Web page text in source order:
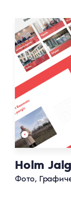
Holm
Фото,